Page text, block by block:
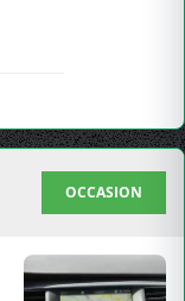
OCCASION